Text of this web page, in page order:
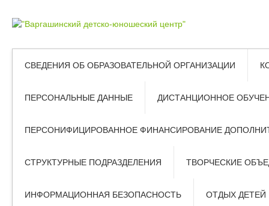
СВЕДЕНИЯ ОБ ОБРАЗОВАТЕЛЬНОЙ ОРГАНИЗАЦИИ
ПЕРСОНАЛЬНЫЕ ДАННЫЕ ДИСТАНЦИОННОЕ
ПЕРСОНИФИЦИРОВАННОЕ ФИНАНСИРОВАНИЕ
СТРУКТУРНЫЕ ПОДРАЗДЕЛЕНИЯ ТВОРЧЕСКИЕ
ИНФОРМАЦИОННАЯ БЕЗОПАСНОСТЬ ОТДЫХ ДЕТЕЙ